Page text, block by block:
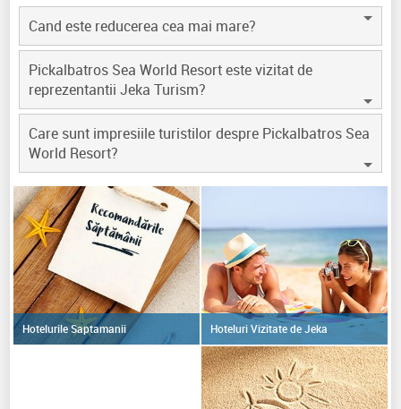
Cand este reducerea cea mai mare?
Pickalbatros Sea World Resort este vizitat de
reprezentantii Jeka Turism?
Care sunt impresiile turistilor despre Pickalbatros Sea
World Resort?
Hotelurile Saptamanii Hoteluri Vizitate de Jeka